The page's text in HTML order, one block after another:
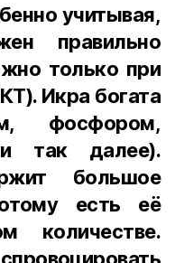
учитывая,
правильно
только при
Икра богата
фосфором,
так далее).
большое
есть её
количестве.